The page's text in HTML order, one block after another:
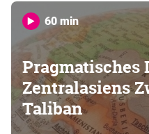
60 min
Pragmatisches
Zentralasiens
Taliban